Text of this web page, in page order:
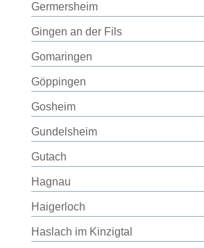
Germersheim
Gingen an der Fils
Gomaringen
Göppingen
Gosheim
Gundelsheim
Gutach
Hagnau
Haigerloch
Haslach im Kinzigtal